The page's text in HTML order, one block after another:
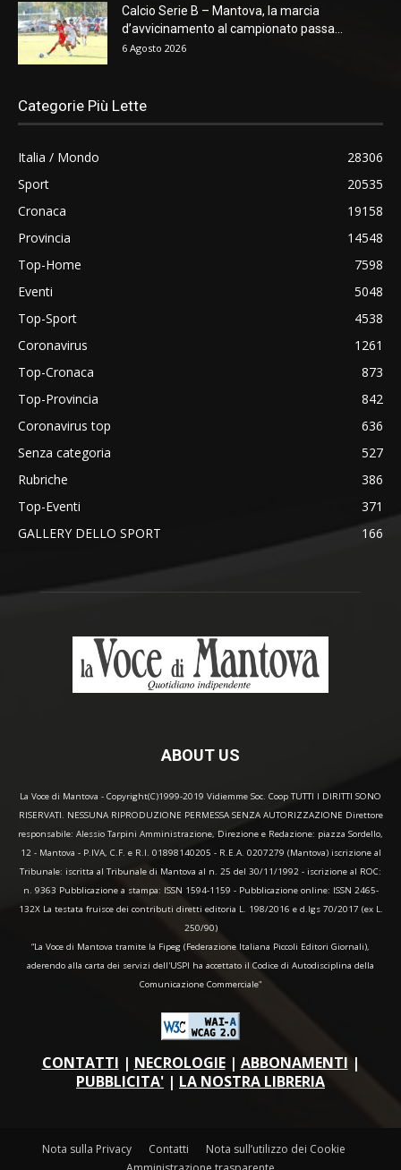
Calcio Serie B – Mantova, la marcia
d’avvicinamento al campionato passa...
6 Agosto 2026
Categorie Più Lette
Italia / Mondo
28306
Sport
20535
Cronaca
19158
Provincia
14548
Top-Home
7598
Eventi
5048
Top-Sport
4538
Coronavirus
1261
Top-Cronaca
873
Top-Provincia
842
Coronavirus top
636
Senza categoria
527
Rubriche
386
Top-Eventi
371
GALLERY DELLO SPORT
166
ABOUT US
La Voce di Mantova - Copyright(C)1999-2019 Vidiemme Soc. Coop TUTTI I DIRITTI SONO
RISERVATI. NESSUNA RIPRODUZIONE PERMESSA SENZA AUTORIZZAZIONE Direttore
responsabile: Alessio Tarpini Amministrazione, Direzione e Redazione: piazza Sordello,
12 - Mantova - P.IVA, C.F. e R.I. 01898140205 - R.E.A. 0207279 (Mantova) iscrizione al
Tribunale: iscritta al Tribunale di Mantova al n. 25 del 30/11/1992 - iscrizione al ROC:
n. 9363 Pubblicazione a stampa: ISSN 1594-1159 - Pubblicazione online: ISSN 2465-
132X La testata fruisce dei contributi diretti editoria L. 198/2016 e d.lgs 70/2017 (ex L.
250/90)
“La Voce di Mantova tramite la Fipeg (Federazione Italiana Piccoli Editori Giornali),
aderendo alla carta dei servizi dell'USPI ha accettato il Codice di Autodisciplina della
Comunicazione Commerciale"
CONTATTI | NECROLOGIE| ABBONAMENTI |
PUBBLICITA' | LA NOSTRA LIBRERIA
Nota sulla Privacy Contatti
Nota sull’utilizzo dei Cookie